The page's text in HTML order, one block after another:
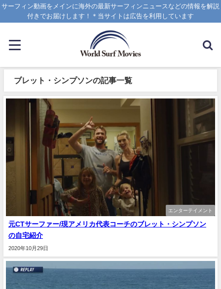
サーフィン動画をメインに海外の最新サーフィンニュースなどの情報を解説
付きでお届けします！＊当サイトは広告を利用しています
ブレット・シンプソンの記事一覧
エンターテイメント
元CTサーファー/現アメリカ代表コーチのブレット・シンプソン
の自宅紹介
2020年10月29日